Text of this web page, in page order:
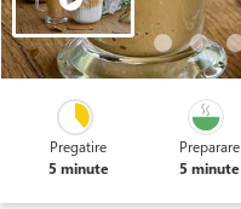
Pregatire
5 minute
Preparare
5 minute